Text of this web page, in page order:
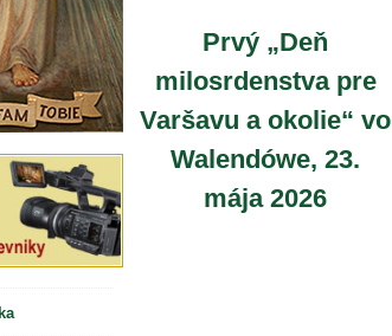
Prvý „Deň
milosrdenstva pre
Varšavu a okolie“ vo
Walendówe, 23.
mája 2026